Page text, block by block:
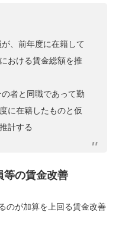
、前年度に在籍して
おける賃金総額を推
者と同職であって勤
に在籍したものと仮
計する
等の賃金改善
のが加算を上回る賃金改善